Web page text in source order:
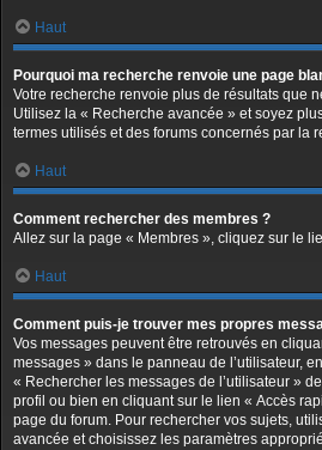
Haut
Pourquoi ma recherche renvoie une page
Votre recherche renvoie plus de résultats que
Utilisez la « Recherche avancée » et soyez
termes utilisés et des forums concernés par la
Haut
Comment rechercher des membres ?
Allez sur la page « Membres », cliquez sur le
Haut
Comment puis-je trouver mes propres
Vos messages peuvent être retrouvés en
messages » dans le panneau de l’utilisateur,
« Rechercher les messages de l’utilisateur »
profil ou bien en cliquant sur le lien « Accès
page du forum. Pour rechercher vos sujets,
avancée et choisissez les paramètres